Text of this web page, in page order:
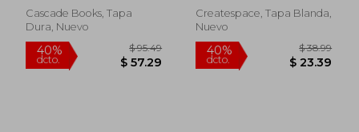
40%
dcto. $ 26.77
40%
dcto. $
Cascade Books, Tapa
Dura, Nuevo
Createspace, Tapa Blanda,
Nuevo